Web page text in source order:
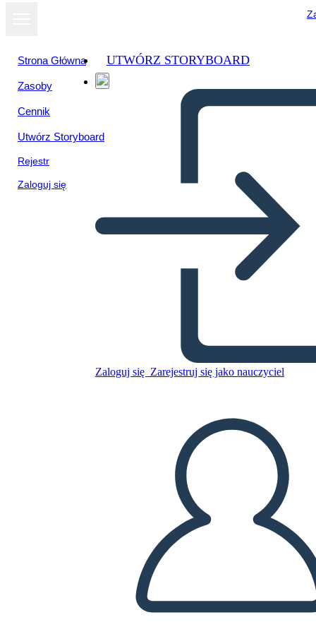
Strona Główna
Zasoby
Cennik
Utwórz Storyboard
Rejestr
Zaloguj się
UTWÓRZ STORYBOARD
Zaloguj się Zarejestruj się jako nauczyciel
Skopiuj tę scenorys
ODTWARZANIE POKAZU SLAJDÓW
PRZECZYTAJ MI